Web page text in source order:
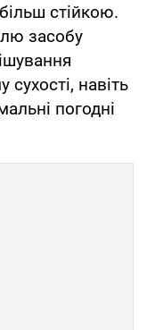
стійкою.
засобу
навіть
погодні